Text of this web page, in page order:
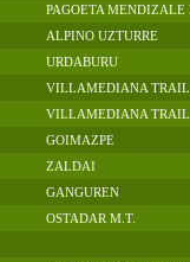
PAGOETA MENDIZALE
ALPINO UZTURRE
URDABURU
VILLAMEDIANA TRAIL
VILLAMEDIANA TRAIL
GOIMAZPE
ZALDAI
GANGUREN
OSTADAR M.T.